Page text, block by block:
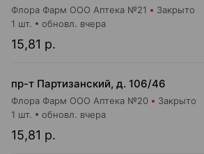
Флора Фарм ООО Аптека №21 Закрыто
15,81 р.
1 шт. обновл. вчера
пр-т Партизанский, д. 106/46
Флора Фарм ООО Аптека №20 Закрыто
15,81 р.
1 шт. обновл. вчера